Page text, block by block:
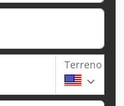
Terreno